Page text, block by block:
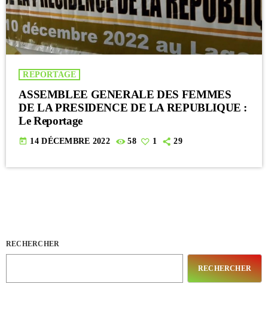
REPORTAGE
ASSEMBLEE GENERALE DES FEMMES
DE LA PRESIDENCE DE LA REPUBLIQUE :
Le Reportage
today 14 DÉCEMBRE 2022 58 1 29
RECHERCHER
RECHERCHER